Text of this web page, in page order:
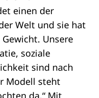
einen der
Welt und sie hat
Unsere
soziale
sind nach
Modell steht
da.“ Mit